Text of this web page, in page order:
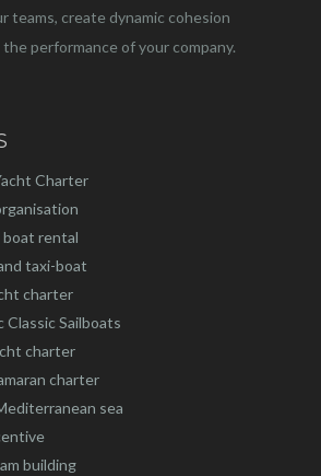
teams, create dynamic cohesion
performance of your company.
Charter
rental
taxi-boat
charter
Sailboats
charter
charter
sea
building